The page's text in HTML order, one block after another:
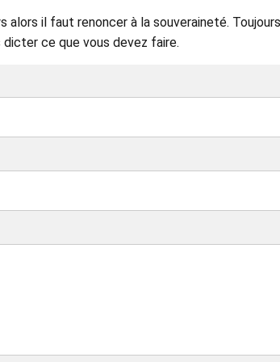
alors il faut renoncer à la souveraineté.
ce que vous devez faire.